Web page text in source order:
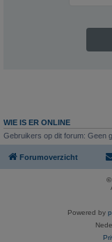
WIE IS ER ONLINE
Gebruikers op dit forum: Geen
Forumoverzicht
©
Powered by